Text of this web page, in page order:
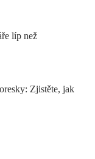
líp než
Zjistěte, jak